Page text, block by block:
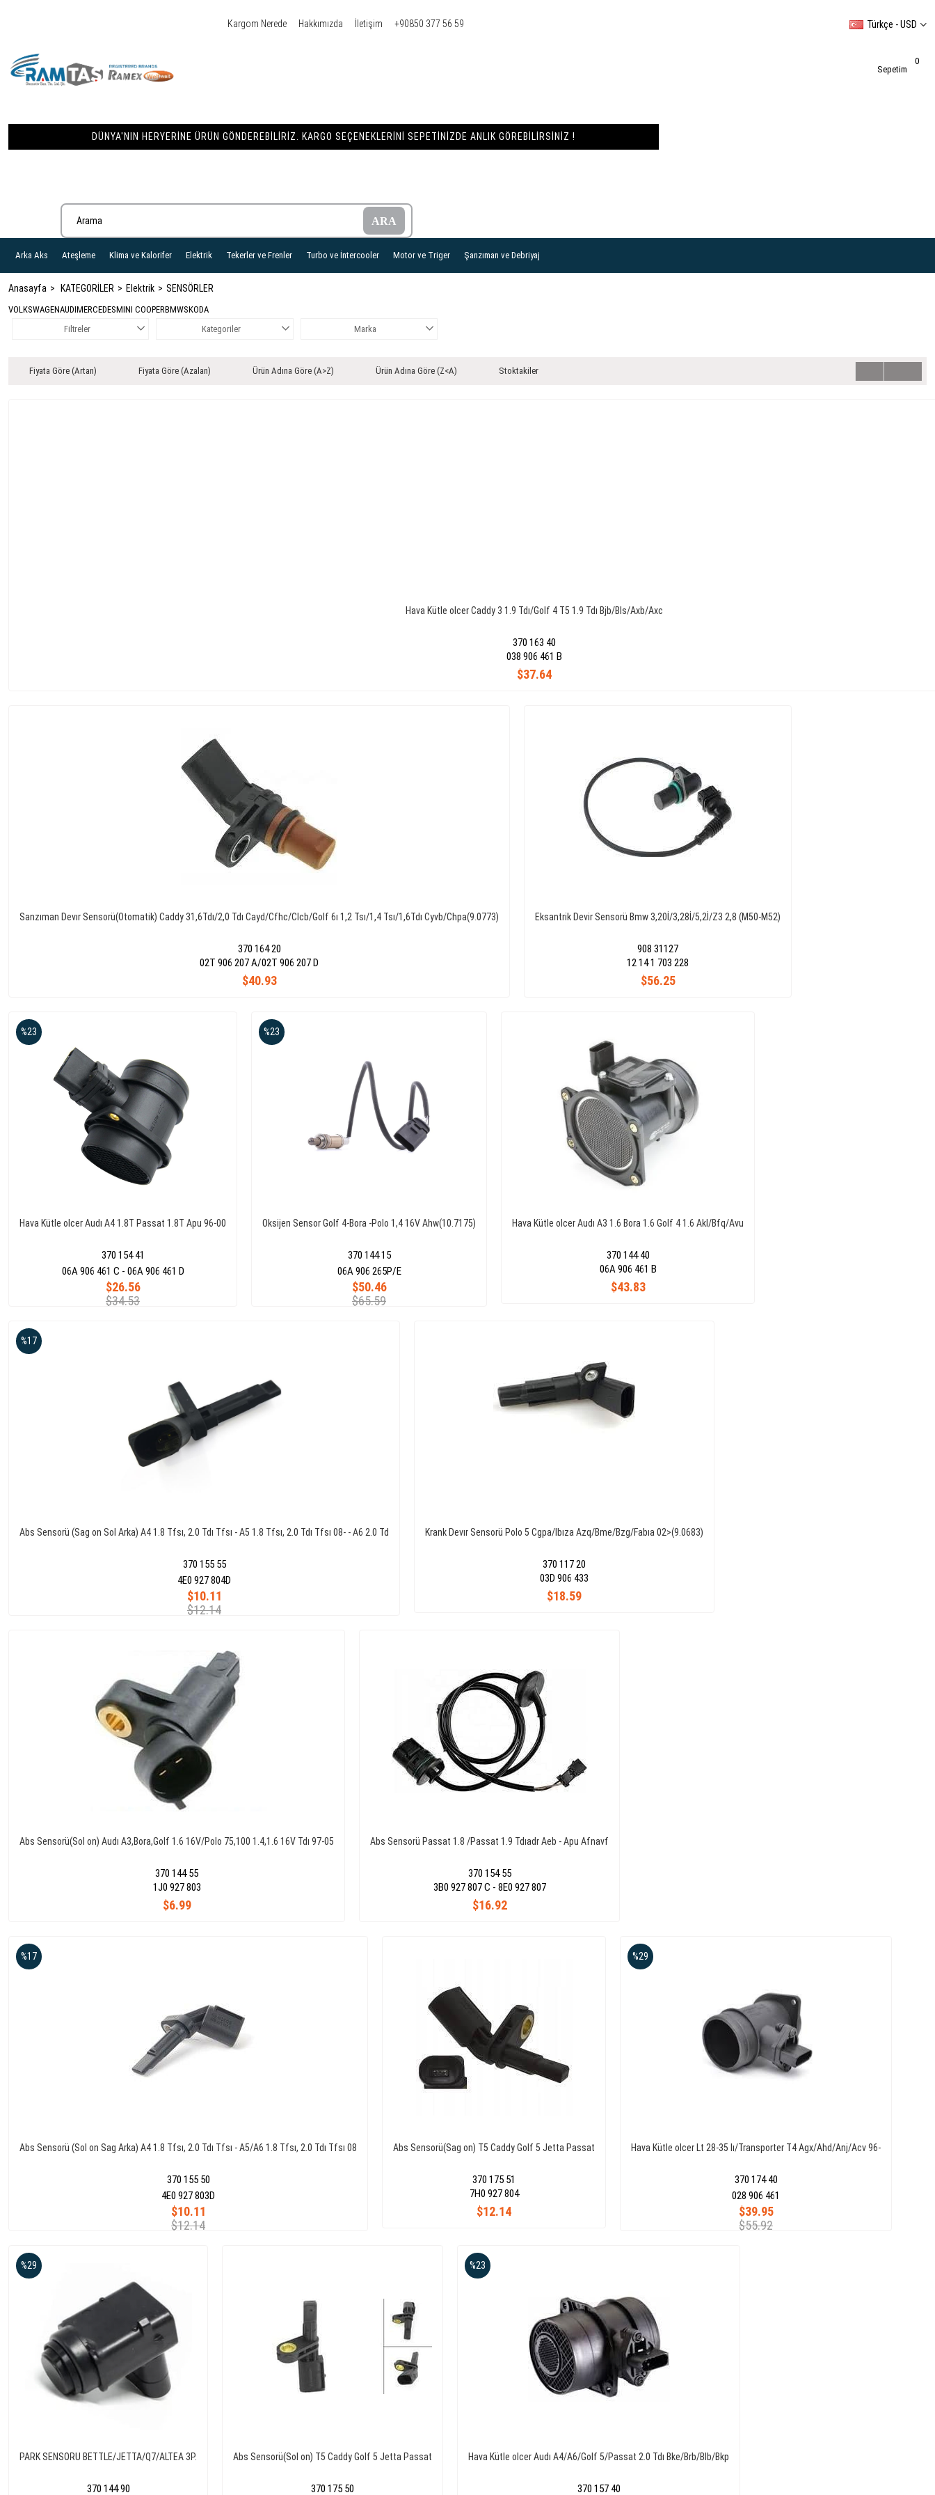
Kargom Nerede Hakkımızda İletişim +90850 377 56 59
DÜNYA'NIN HERYERINE ÜRÜN GÖNDEREBILIRIZ. KARGO SEÇENEKLERINI SEPETINIZDE ANLIK GÖREBILIRSINIZ !
Türkçe - USD
Sepetim
0
Arka Aks Ateşleme Klima ve Kalorifer Elektrik Tekerler ve Frenler Turbo ve İntercooler Motor ve Triger Şanzıman ve Debriyaj
Anasayfa KATEGORİLER Elektrik SENSÖRLER
VOLKSWAGENAUDIMERCEDESMINI COOPERBMWSKODA
Filtreler
Kategoriler Marka
Fiyata Göre (Artan) Fiyata Göre (Azalan) Ürün Adına Göre (A>Z) Ürün Adına Göre (Z<A) Stoktakiler
Hava Kütle olcer Caddy 3 1.9 Tdı/Golf 4 T5 1.9 Tdı Bjb/Bls/Axb/Axc
370 163 40
$37.64
038 906 461 B
Sanzıman Devır Sensorü(Otomatik) Caddy 31,6Tdı/2,0 Tdı Cayd/Cfhc/Clcb/Golf 6ı 1,2 Tsı/1,4 Tsı/1,6Tdı Cyvb/Chpa(9.0773)
370 164 20
$40.93
02T 906 207 A/02T 906 207 D
Eksantrik Devir Sensorü Bmw 3,20İ/3,28İ/5,2İ/Z3 2,8 (M50-M52)
908 31127
$56.25
12 14 1 703 228
Hava Kütle olcer Audı A4 1.8T Passat 1.8T Apu 96-00
370 154 41
$26.56
$34.53
%23
06A 906 461 C - 06A 906 461 D
Oksijen Sensor Golf 4-Bora -Polo 1,4 16V Ahw(10.7175)
370 144 15
$50.46
$65.59
%23
06A 906 265P/E
Hava Kütle olcer Audı A3 1.6 Bora 1.6 Golf 4 1.6 Akl/Bfq/Avu
370 144 40
$43.83
06A 906 461 B
Abs Sensorü (Sag on Sol Arka) A4 1.8 Tfsı, 2.0 Tdı Tfsı - A5 1.8 Tfsı, 2.0 Tdı Tfsı 08- - A6 2.0 Td
370 155 55
$10.11
$12.14
%17
4E0 927 804D
Krank Devır Sensorü Polo 5 Cgpa/Ibıza Azq/Bme/Bzg/Fabıa 02>(9.0683)
370 117 20
$18.59
03D 906 433
Abs Sensorü(Sol on) Audı A3,Bora,Golf 1.6 16V/Polo 75,100 1.4,1.6 16V Tdı 97-05
370 144 55
$6.99
1J0 927 803
Abs Sensorü Passat 1.8 /Passat 1.9 Tdıadr Aeb - Apu Afnavf
370 154 55
$16.92
3B0 927 807 C - 8E0 927 807
Abs Sensorü (Sol on Sag Arka) A4 1.8 Tfsı, 2.0 Tdı Tfsı - A5/A6 1.8 Tfsı, 2.0 Tdı Tfsı 08
370 155 50
$10.11
$12.14
%17
4E0 927 803D
Abs Sensorü(Sag on) T5 Caddy Golf 5 Jetta Passat
370 175 51
$12.14
7H0 927 804
Hava Kütle olcer Lt 28-35 Iı/Transporter T4 Agx/Ahd/Anj/Acv 96-
370 174 40
$39.95
$55.92
%29
028 906 461
PARK SENSORU BETTLE/JETTA/Q7/ALTEA 3P.
370 144 90
%29
Abs Sensorü(Sol on) T5 Caddy Golf 5 Jetta Passat
370 175 50
Hava Kütle olcer Audı A4/A6/Golf 5/Passat 2.0 Tdı Bke/Brb/Blb/Bkp
370 157 40
%23